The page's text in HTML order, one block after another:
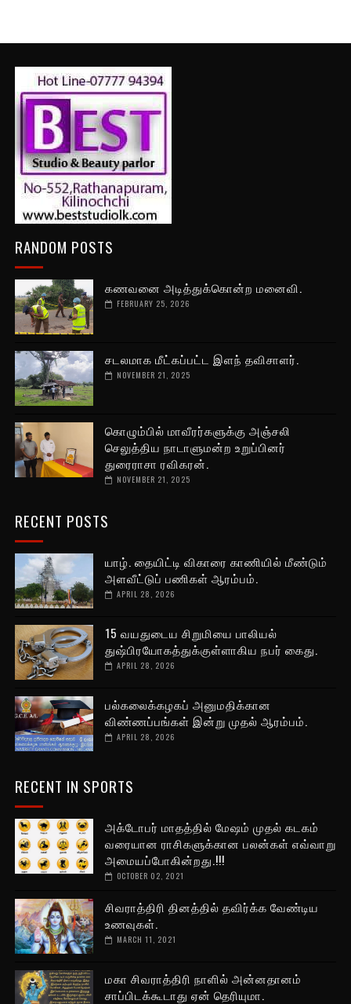
RANDOM POSTS
கணவனை அடித்துக்கொன்ற மனைவி.
FEBRUARY 25, 2026
சடலமாக மீட்கப்பட்ட இளந் தவிசாளர்.
NOVEMBER 21, 2025
கொழும்பில் மாவீரர்களுக்கு அஞ்சலி
செலுத்திய நாடாளுமன்ற உறுப்பினர்
துரைராசா ரவிகரன்.
NOVEMBER 21, 2025
RECENT POSTS
யாழ். தையிட்டி விகாரை காணியில் மீண்டும்
அளவீட்டுப் பணிகள் ஆரம்பம்.
APRIL 28, 2026
15 வயதுடைய சிறுமியை பாலியல்
துஷ்பிரயோகத்துக்குள்ளாகிய நபர் கைது.
APRIL 28, 2026
பல்கலைக்கழகப் அனுமதிக்கான
விண்ணப்பங்கள் இன்று முதல் ஆரம்பம்.
APRIL 28, 2026
RECENT IN SPORTS
அக்டோபர் மாதத்தில் மேஷம் முதல் கடகம்
வரையான ராசிகளுக்கான பலன்கள் எவ்வாறு
அமையப்போகின்றது.!!!
OCTOBER 02, 2021
சிவராத்திரி தினத்தில் தவிர்க்க வேண்டிய
உணவுகள்.
MARCH 11, 2021
மகா சிவராத்திரி நாளில் அன்னதானம்
சாப்பிடக்கூடாது ஏன் தெரியுமா.